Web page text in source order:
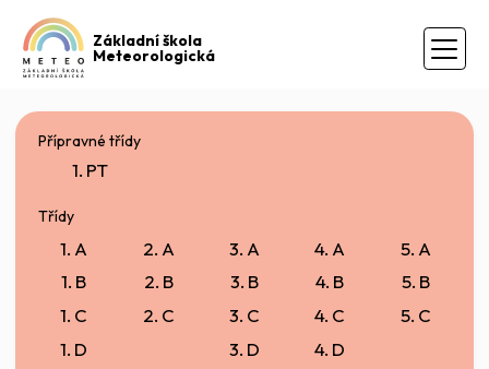
Základní škola
Meteorologická
Přípravné třídy
1. PT
Třídy
1. A
1. B
1. C
1. D
2. A
2. B
2. C
3. A
3. B
3. C
3. D
4. A
4. B
4. C
4. D
5. A
5. B
5. C